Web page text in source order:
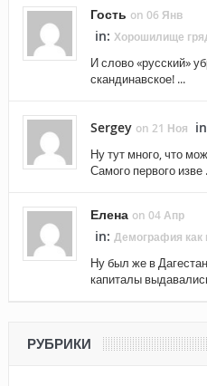
Гость on 06 Янв
in: Хорошилище
И слово «русский»
скандинавское! ...
Sergey on 21 Ноя
Ну тут много, что
Самого первого изве
Елена on 04 Апр
in: Демография как
Ну был же в
капиталы
РУБРИКИ